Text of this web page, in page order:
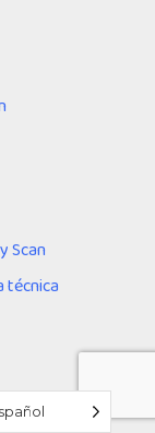
Scan
técnica